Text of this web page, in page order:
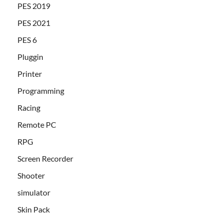
PES 2019
PES 2021
PES 6
Pluggin
Printer
Programming
Racing
Remote PC
RPG
Screen Recorder
Shooter
simulator
Skin Pack